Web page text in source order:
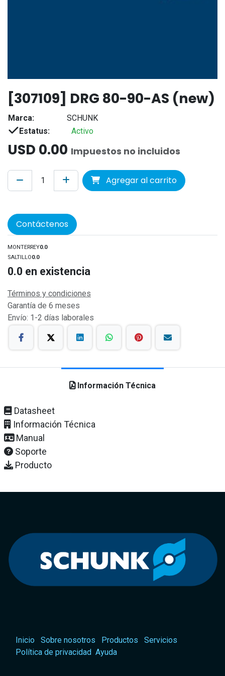
[307109] DRG 80-90-AS (new)
Marca:
SCHUNK
Estatus:
Activo
USD 0.00 Impuestos no incluidos
Agregar al carrito
Contáctenos
MONTERREY0.0
SALTILLO0.0
0.0 en existencia
Términos y condiciones
Garantía de 6 meses
Envío: 1-2 días laborales
Información Técnica
Datasheet
Información Técnica
Manual
Soporte
Producto
Inicio Sobre nosotros Productos
Servicios
Política de privacidad Ayuda